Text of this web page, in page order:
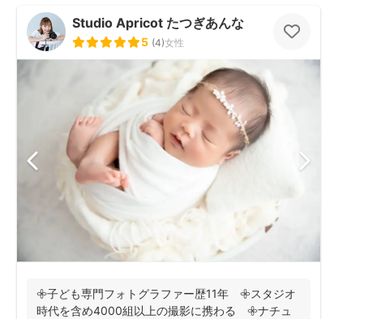
Studio Apricot たつぎあんな
5 (4)女性
𖧷子ども専門フォトグラファー歴11年 𖧷スタジオ
時代を含め4000組以上の撮影に携わる 𖧷ナチュ